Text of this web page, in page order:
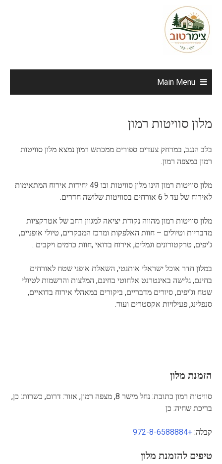
content
Main Menu
מלון סוויטות רמון
בלב הנגב, במרחק צעדים ספורים ממכתש רמון נמצא מלון סוויטות
רמון במצפה רמון.
מלון סוויטות רמון הינו מלון סוויטות ובו 49 יחידות אירוח המתאימות
לאירוח של עד ל 6 אורחים בסוויטות שלושה חדרים.
מלון סוויטות רמון מהווה נקודת יציאה למגוון רחב של אטרקציות
מדבריות וטיולים – חוות האלפקות ומרכז המבקרים, טיולי אופניים,
ג'יפים, טרקטורונים וגמלים, אירוח בדואי ,חוות כרמים ויקבים .
במלון חדר אוכל ישראלי אותנטי, השאלת אופני שטח לאורחים
בחינם, גלישה באינטרנט אלחוטי בחינם, המלצות והרשמות לטיולי
שטח וג'יפים, סיורים מדבריים, ביקורים במאהלי אירוח בדואיים,
סנפלינג, פעילויות אקסטרים ועוד.
הזמנת מלון
סוויטות רמון כתובת: נחל מישר 8, מצפה רמון, אזור: דרום, כשרות: כן,
בריכת שחיה: כן
קבלה: +972-8-6588884
טיפים להזמנת מלון